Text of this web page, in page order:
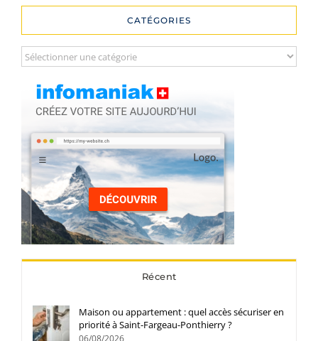
CATÉGORIES
Catégories
Récent
Maison ou appartement : quel accès sécuriser en
priorité à Saint-Fargeau-Ponthierry ?